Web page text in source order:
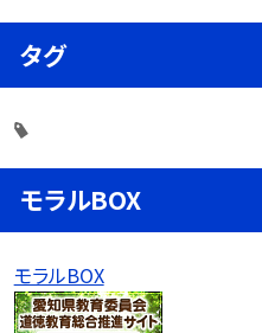
タグ
モラルBOX
モラルBOX